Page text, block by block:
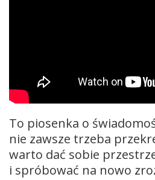
To piosenka o
nie zawsze trzeba
warto dać sobie
i spróbować na nowo